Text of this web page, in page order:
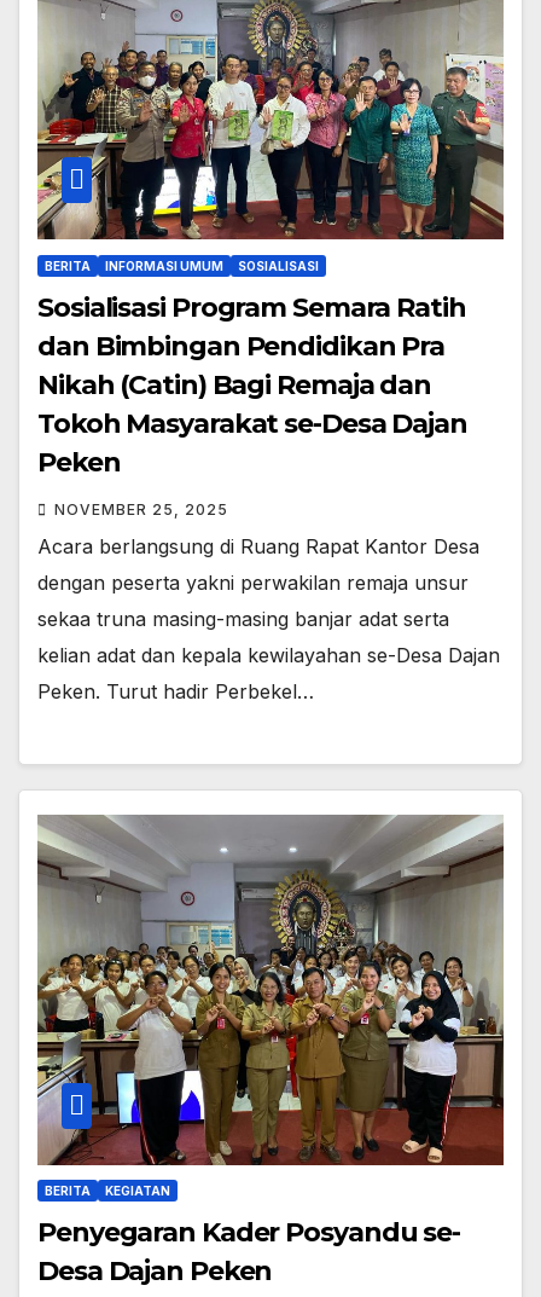
BERITA INFORMASI UMUM SOSIALISASI
Sosialisasi Program Semara Ratih
dan Bimbingan Pendidikan Pra
Nikah (Catin) Bagi Remaja dan
Tokoh Masyarakat se-Desa Dajan
Peken
NOVEMBER 25, 2025
Acara berlangsung di Ruang Rapat Kantor Desa
dengan peserta yakni perwakilan remaja unsur
sekaa truna masing-masing banjar adat serta
kelian adat dan kepala kewilayahan se-Desa Dajan
Peken. Turut hadir Perbekel…
BERITA KEGIATAN
Penyegaran Kader Posyandu se-
Desa Dajan Peken